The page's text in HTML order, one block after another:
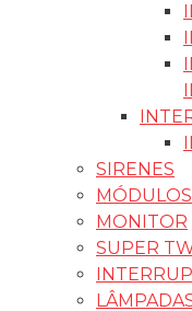
SIRENES
MONITOR
SUPER